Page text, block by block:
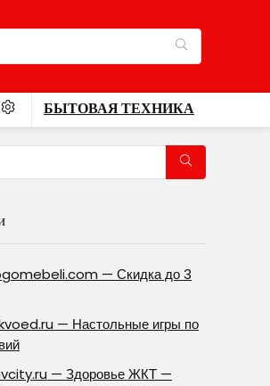
БЫТОВАЯ ТЕХНИКА
— Скидка до 3
— Настольные игры по
— Здоровье ЖКТ —